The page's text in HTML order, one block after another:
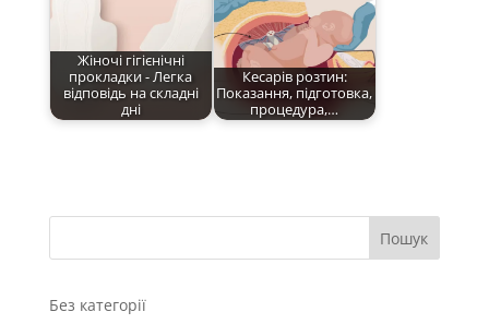
Жіночі гігієнічні
прокладки - Легка
відповідь на складні
дні
Кесарів розтин:
Показання, підготовка,
процедура,…
Пошук
Без категорії